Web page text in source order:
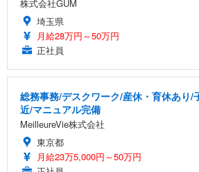
株式会社GUM
埼玉県
月給28万円～50万円
正社員
総務事務/デスクワーク/産休・育休あり/
近/マニュアル完備
MeilleureVie株式会社
東京都
月給23万5,000円～50万円